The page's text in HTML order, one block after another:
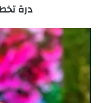
درة
رجل
الأعمال
نور
يبلغ